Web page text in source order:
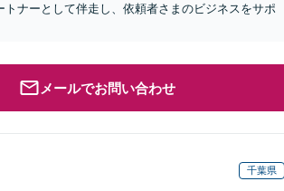
ナーとして伴走し、依頼者さまのビジネスをサポ
メールでお問い合わせ
千葉県